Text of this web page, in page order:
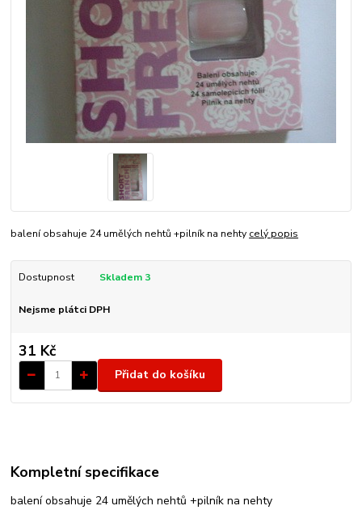
balení obsahuje 24 umělých nehtů +pilník na nehty celý popis
Dostupnost Skladem 3
Nejsme plátci DPH
31 Kč
Přidat do košíku
Kompletní specifikace
balení obsahuje 24 umělých nehtů +pilník na nehty